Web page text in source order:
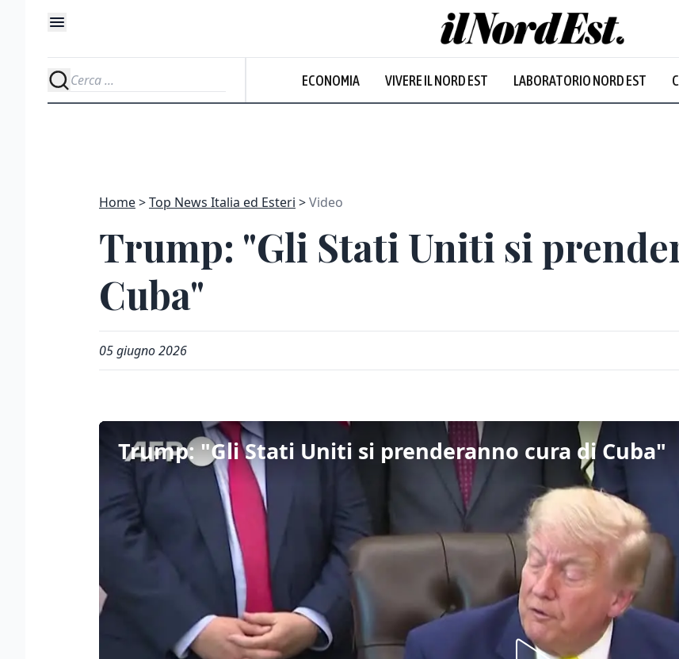
ECONOMIA VIVERE IL NORD EST LABORATORIO NORD EST
Home Top News Italia ed Esteri Video
Trump: "Gli Stati Uniti si
Cuba"
05 giugno 2026
Trump: "Gli Stati Uniti si prenderanno cura di Cuba"